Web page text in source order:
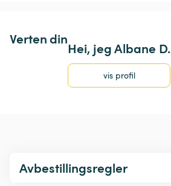
Verten din
Hei, jeg Albane D.
vis profil
Avbestillingsregler